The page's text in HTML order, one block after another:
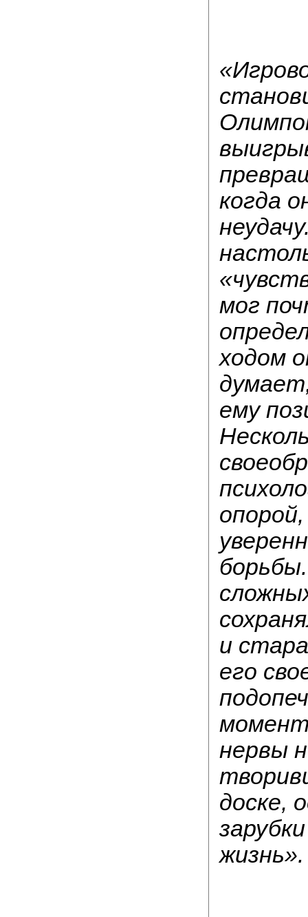
когда
мог
ходом
ему
и
его
нервы
доске,
жизнь».